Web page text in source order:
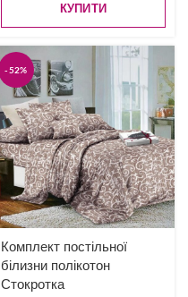
КУПИТИ
-52%
Комплект постільної
білизни полікотон
Стокротка